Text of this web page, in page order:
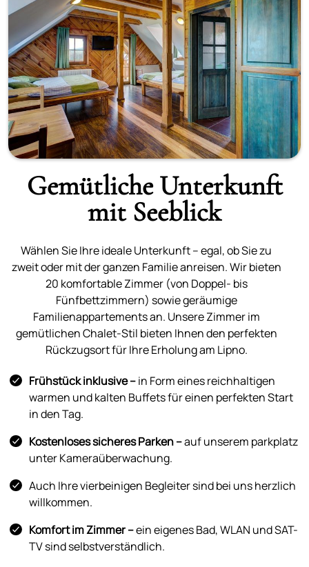
Gemütliche Unterkunft
mit Seeblick
Wählen Sie Ihre ideale Unterkunft – egal, ob Sie zu
zweit oder mit der ganzen Familie anreisen. Wir bieten
20 komfortable Zimmer (von Doppel- bis
Fünfbettzimmern) sowie geräumige
Familienappartements an. Unsere Zimmer im
gemütlichen Chalet-Stil bieten Ihnen den perfekten
Rückzugsort für Ihre Erholung am Lipno.
Frühstück inklusive –in Form eines reichhaltigen
warmen und kalten Buffets für einen perfekten Start
in den Tag.
Kostenloses sicheres Parken –auf unserem parkplatz
unter Kameraüberwachung.
Auch Ihre vierbeinigen Begleiter sind bei uns herzlich
willkommen.
Komfort im Zimmer –ein eigenes Bad, WLAN und SAT-
TV sind selbstverständlich.